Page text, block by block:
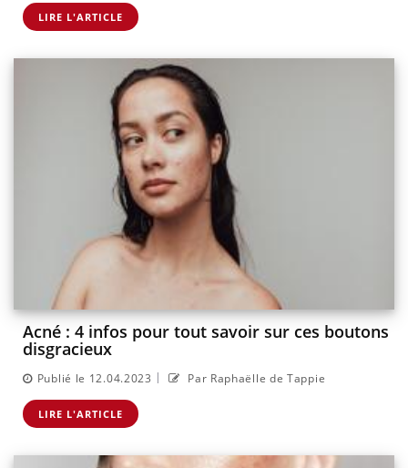
LIRE L'ARTICLE
Acné : 4 infos pour tout savoir sur ces boutons
disgracieux
Publié le 12.04.2023 | Par Raphaëlle de Tappie
LIRE L'ARTICLE